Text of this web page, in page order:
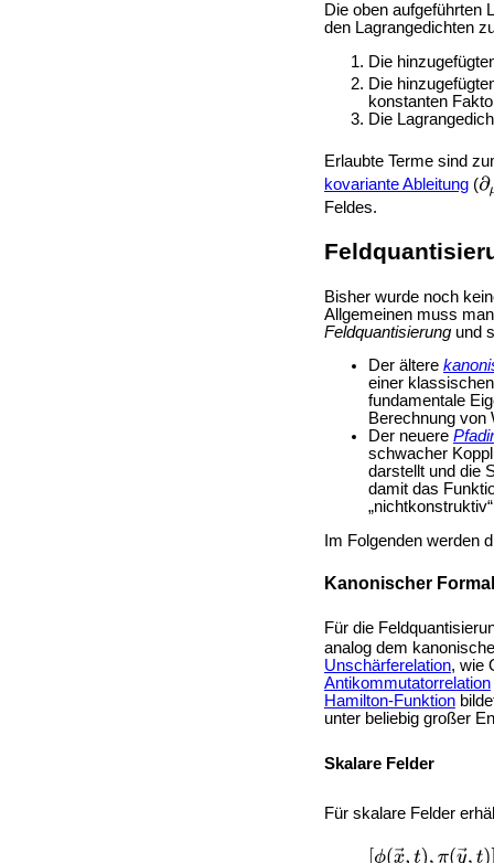
Die oben aufgeführten
den Lagrangedichten
Die
Die
konstanten
Die
Erlaubte Terme sind
kovariante Ableitung(
Feldes.
Bisher wurde noch
Allgemeinen muss
Feldquantisierungund
Der ältere
einer
fundamentale
Berechnung von
Der neuere
schwacher
darstellt und die
damit das
Im Folgenden werden
Kanonischer
Für die
analog dem
Unschärferelation, wie
Antikommutatorrelation
Hamilton-Funktion
unter beliebig großer
Skalare Felder
Für skalare Felder